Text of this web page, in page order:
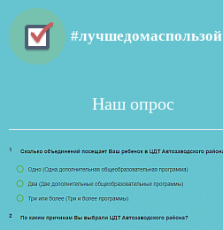
#лучшедомаспользой
Наш опрос